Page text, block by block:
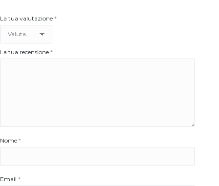
La tua valutazione *
La tua recensione *
Nome *
Email *